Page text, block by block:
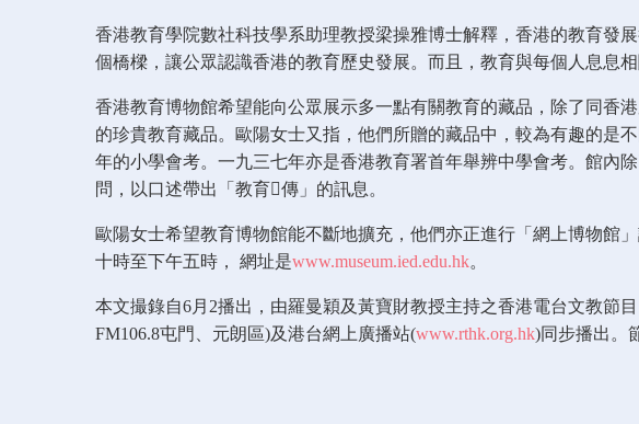
香港教育學院數社科技學系助理教授梁操雅博士解釋，香港的教育發
個橋樑，讓公眾認識香港的教育歷史發展。而且，教育與每個人息息
香港教育博物館希望能向公眾展示多一點有關教育的藏品，除了同香
的珍貴教育藏品。歐陽女士又指，他們所贈的藏品中，較為有趣的是
年的小學會考。一九三七年亦是香港教育署首年舉辨中學會考。館內
問，以口述帶出「教育傳」的訊息。
歐陽女士希望教育博物館能不斷地擴充，他們亦正進行「網上博物館
十時至下午五時， 網址是www.museum.ied.edu.hk。
本文撮錄自6月2播出，由羅曼穎及黃寶財教授主持之香港電台文教節
FM106.8屯門、元朗區)及港台網上廣播站(www.rthk.org.hk)同步播出。